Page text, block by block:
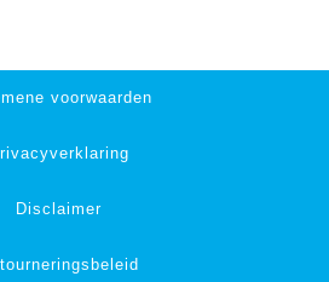
voorwaarden
Disclaimer